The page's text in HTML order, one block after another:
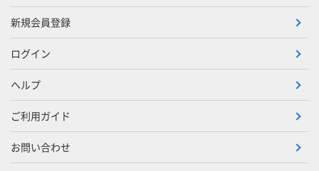
新規会員登録
ログイン
ヘルプ
ご利用ガイド
お問い合わせ